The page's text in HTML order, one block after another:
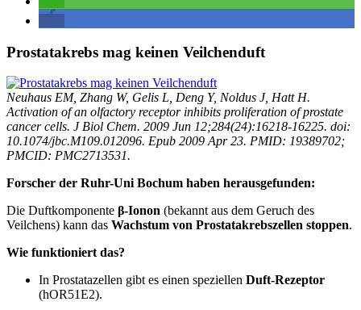
Prostatakrebs mag keinen Veilchenduft
Neuhaus EM, Zhang W, Gelis L, Deng Y, Noldus J, Hatt H.
Activation of an olfactory receptor inhibits proliferation of prostate
cancer cells. J Biol Chem. 2009 Jun 12;284(24):16218-16225. doi:
10.1074/jbc.M109.012096. Epub 2009 Apr 23. PMID: 19389702;
PMCID: PMC2713531.
Forscher der Ruhr-Uni Bochum haben herausgefunden:
Die Duftkomponente β-Ionon (bekannt aus dem Geruch des
Veilchens) kann das Wachstum von Prostatakrebszellen stoppen.
Wie funktioniert das?
In Prostatazellen gibt es einen speziellen Duft-Rezeptor
(hOR51E2).